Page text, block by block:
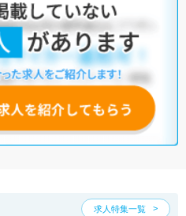
求人特集一覧